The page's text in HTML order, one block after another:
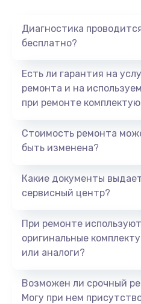
Диагностика
бесплатно?
Есть ли гарантия на
ремонта и на
при ремонте
Стоимость ремонта
быть изменена?
Какие документы
сервисный центр?
При ремонте
оригинальные
или аналоги?
Возможен ли срочный
Могу при нем